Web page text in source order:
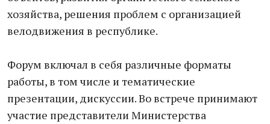
хозяйства, решения проблем с организацией
велодвижения в республике.
Форум включал в себя различные форматы
работы, в том числе и тематические
презентации, дискуссии. Во встрече принимают
участие представители Министерства